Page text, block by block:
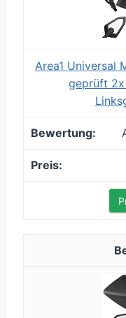
Area1 Universal
geprüft 2x